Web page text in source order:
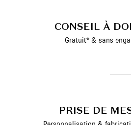
CONSEIL À
Gratuit* & sans
PRISE DE